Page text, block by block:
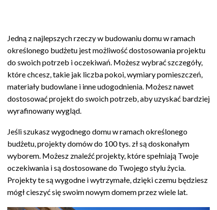
do
zł499.00
Jedną z najlepszych rzeczy w budowaniu domu w ramach
określonego budżetu jest możliwość dostosowania projektu
do swoich potrzeb i oczekiwań. Możesz wybrać szczegóły,
które chcesz, takie jak liczba pokoi, wymiary pomieszczeń,
materiały budowlane i inne udogodnienia. Możesz nawet
dostosować projekt do swoich potrzeb, aby uzyskać bardziej
wyrafinowany wygląd.
Jeśli szukasz wygodnego domu w ramach określonego
budżetu, projekty domów do 100 tys. zł są doskonałym
wyborem. Możesz znaleźć projekty, które spełniają Twoje
oczekiwania i są dostosowane do Twojego stylu życia.
Projekty te są wygodne i wytrzymałe, dzięki czemu będziesz
mógł cieszyć się swoim nowym domem przez wiele lat.